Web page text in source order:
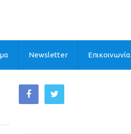
Newsletter Επικοινωνία